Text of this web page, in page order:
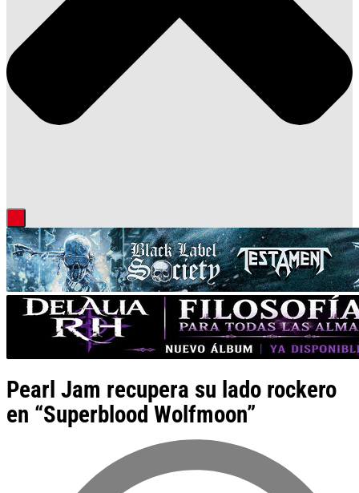
Pearl Jam recupera su lado rockero
en “Superblood Wolfmoon”